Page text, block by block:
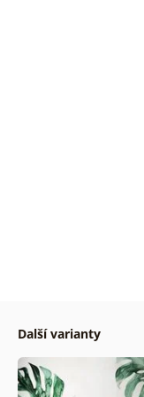
Další varianty